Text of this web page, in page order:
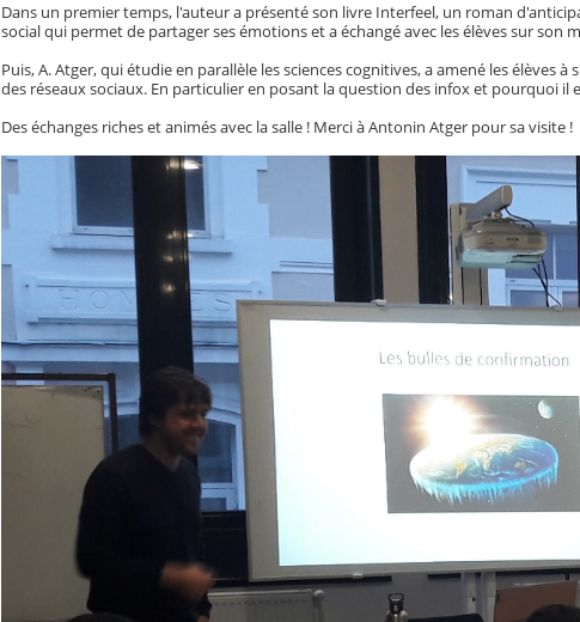
Dans un premier temps, l'auteur a présenté son livre Interfeel, un roman
social qui permet de partager ses émotions et a échangé avec les élèves sur son
Puis, A. Atger, qui étudie en parallèle les sciences cognitives, a amené les élèves
des réseaux sociaux. En particulier en posant la question des infox et pourquoi il
Des échanges riches et animés avec la salle ! Merci à Antonin Atger pour sa visite !